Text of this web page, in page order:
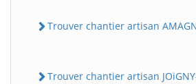
Trouver chantier artisan
Trouver chantier artisan